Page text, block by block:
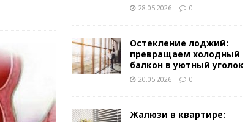
28.05.2026 0
Остекление лоджий:
превращаем холодный
балкон в уютный уголок
20.05.2026 0
Жалюзи в квартире: